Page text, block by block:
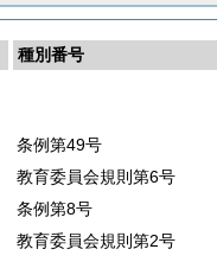
種別番号
条例第49号
教育委員会規則第6号
条例第8号
教育委員会規則第2号